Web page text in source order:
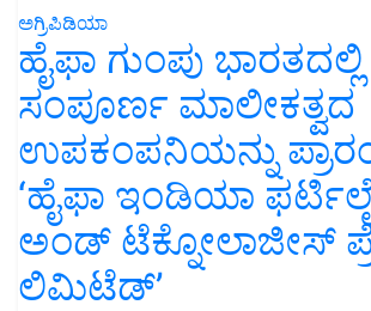
ಅಗ್ರಿಪಿಡಿಯಾ
ಹೈಫಾ ಗುಂಪು ಭಾರತದಲ್ಲಿ
ಸಂಪೂರ್ಣ ಮಾಲೀಕತ್ವದ
ಉಪಕಂಪನಿಯನ್ನು
‘ಹೈಫಾ ಇಂಡಿಯಾ
ಅಂಡ್ ಟೆಕ್ನೋಲಾಜೀಸ್
ಲಿಮಿಟೆಡ್’